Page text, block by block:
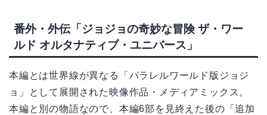
番外・外伝「ジョジョの奇妙な冒険 ザ・ワー
ルド オルタナティブ・ユニバース」
本編とは世界線が異なる「パラレルワールド版ジョジ
ョ」として展開された映像作品・メディアミックス。
本編と別の物語なので、本編6部を見終えた後の「追加